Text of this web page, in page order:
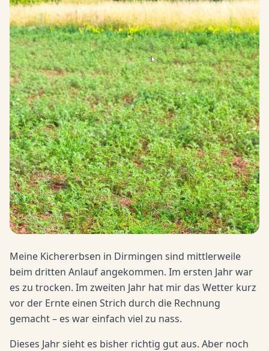
Meine Kichererbsen in Dirmingen sind mittlerweile
beim dritten Anlauf angekommen. Im ersten Jahr war
es zu trocken. Im zweiten Jahr hat mir das Wetter kurz
vor der Ernte einen Strich durch die Rechnung
gemacht – es war einfach viel zu nass.
Dieses Jahr sieht es bisher richtig gut aus. Aber noch